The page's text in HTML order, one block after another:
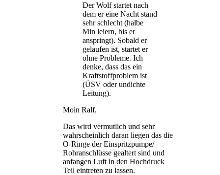
Der Wolf startet nach
dem er eine Nacht stand
sehr schlecht (halbe
Min leiern, bis er
anspringt). Sobald er
gelaufen ist, startet er
ohne Probleme. Ich
denke, dass das ein
Kraftstoffproblem ist
(ÜSV oder undichte
Leitung).
Moin Ralf,
Das wird vermutlich und sehr
wahrscheinlich daran liegen das die
O-Ringe der Einspritzpumpe/
Rohranschlüsse gealtert sind und
anfangen Luft in den Hochdruck
Teil eintreten zu lassen.